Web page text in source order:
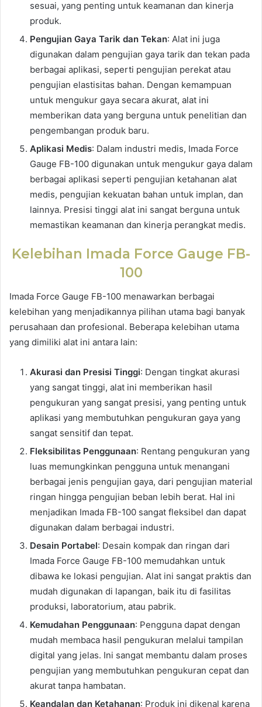
sesuai, yang penting untuk keamanan dan kinerja
produk.
Pengujian Gaya Tarik dan Tekan: Alat ini juga
digunakan dalam pengujian gaya tarik dan tekan pada
berbagai aplikasi, seperti pengujian perekat atau
pengujian elastisitas bahan. Dengan kemampuan
untuk mengukur gaya secara akurat, alat ini
memberikan data yang berguna untuk penelitian dan
pengembangan produk baru.
Aplikasi Medis: Dalam industri medis, Imada Force
Gauge FB-100 digunakan untuk mengukur gaya dalam
berbagai aplikasi seperti pengujian ketahanan alat
medis, pengujian kekuatan bahan untuk implan, dan
lainnya. Presisi tinggi alat ini sangat berguna untuk
memastikan keamanan dan kinerja perangkat medis.
Kelebihan Imada Force Gauge FB-
100
Imada Force Gauge FB-100 menawarkan berbagai
kelebihan yang menjadikannya pilihan utama bagi banyak
perusahaan dan profesional. Beberapa kelebihan utama
yang dimiliki alat ini antara lain:
Akurasi dan Presisi Tinggi: Dengan tingkat akurasi
yang sangat tinggi, alat ini memberikan hasil
pengukuran yang sangat presisi, yang penting untuk
aplikasi yang membutuhkan pengukuran gaya yang
sangat sensitif dan tepat.
Fleksibilitas Penggunaan: Rentang pengukuran yang
luas memungkinkan pengguna untuk menangani
berbagai jenis pengujian gaya, dari pengujian material
ringan hingga pengujian beban lebih berat. Hal ini
menjadikan Imada FB-100 sangat fleksibel dan dapat
digunakan dalam berbagai industri.
Desain Portabel: Desain kompak dan ringan dari
Imada Force Gauge FB-100 memudahkan untuk
dibawa ke lokasi pengujian. Alat ini sangat praktis dan
mudah digunakan di lapangan, baik itu di fasilitas
produksi, laboratorium, atau pabrik.
Kemudahan Penggunaan: Pengguna dapat dengan
mudah membaca hasil pengukuran melalui tampilan
digital yang jelas. Ini sangat membantu dalam proses
pengujian yang membutuhkan pengukuran cepat dan
akurat tanpa hambatan.
Keandalan dan Ketahanan: Produk ini dikenal karena